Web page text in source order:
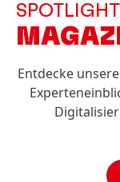
SPOTLIGHT
Entdecke